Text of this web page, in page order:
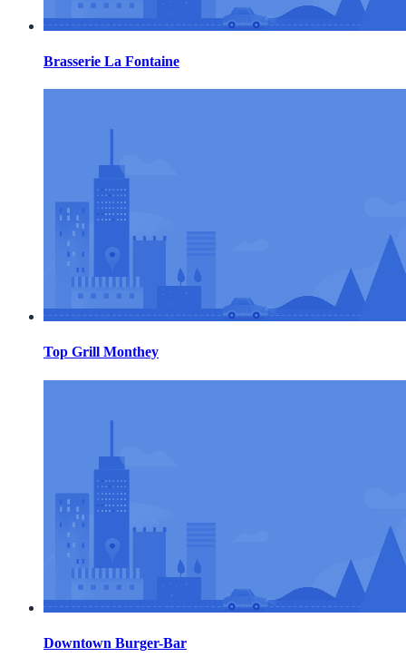
Brasserie La Fontaine
Top Grill Monthey
Downtown Burger-Bar